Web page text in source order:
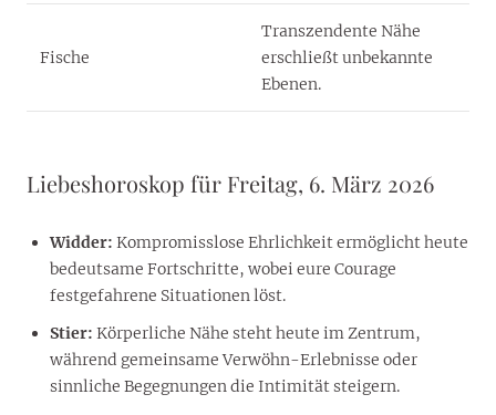
Fische
Transzendente Nähe
erschließt unbekannte
Ebenen.
Liebeshoroskop für Freitag, 6. März 2026
Widder: Kompromisslose Ehrlichkeit ermöglicht heute
bedeutsame Fortschritte, wobei eure Courage
festgefahrene Situationen löst.
Stier: Körperliche Nähe steht heute im Zentrum,
während gemeinsame Verwöhn-Erlebnisse oder
sinnliche Begegnungen die Intimität steigern.